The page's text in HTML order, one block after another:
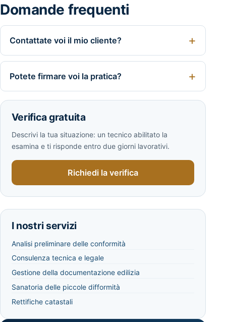
Domande frequenti
Contattate voi il mio cliente?
Potete firmare voi la pratica?
Verifica gratuita
Descrivi la tua situazione: un tecnico abilitato la
esamina e ti risponde entro due giorni lavorativi.
Richiedi la verifica
I nostri servizi
Analisi preliminare delle conformità
Consulenza tecnica e legale
Gestione della documentazione edilizia
Sanatoria delle piccole difformità
Rettifiche catastali